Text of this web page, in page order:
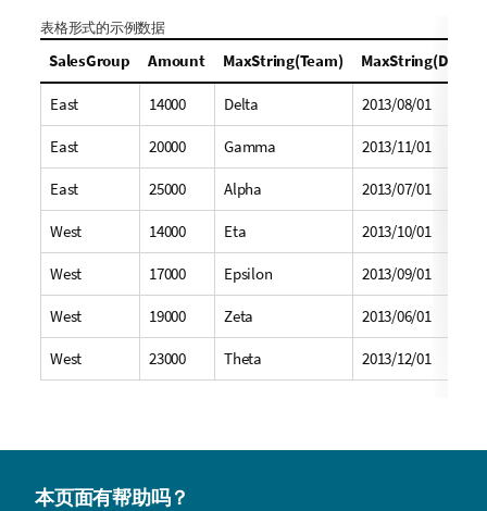
表格形式的示例数据
SalesGroup Amount MaxString(Team) MaxString(Date)
East 14000 Delta 2013/08/01
East 20000 Gamma 2013/11/01
East 25000 Alpha 2013/07/01
West 14000 Eta 2013/10/01
West 17000 Epsilon 2013/09/01
West 19000 Zeta 2013/06/01
West 23000 Theta 2013/12/01
本页面有帮助吗？